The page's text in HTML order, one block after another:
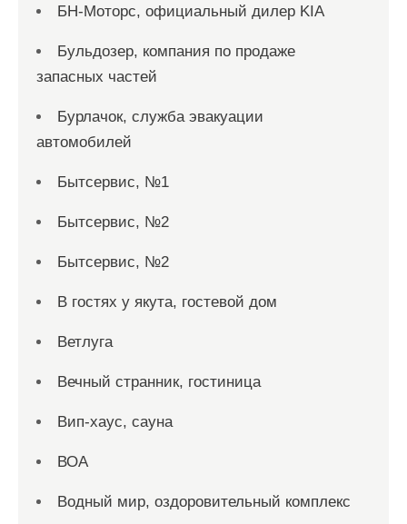
БН-Моторс, официальный дилер KIA
Бульдозер, компания по продаже
запасных частей
Бурлачок, служба эвакуации
автомобилей
Бытсервис, №1
Бытсервис, №2
Бытсервис, №2
В гостях у якута, гостевой дом
Ветлуга
Вечный странник, гостиница
Вип-хаус, сауна
ВОА
Водный мир, оздоровительный комплекс